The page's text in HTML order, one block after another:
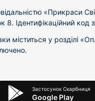
«Прикраси
8. Ідентифікаційний
міститься у розділі
Застосунок Скарбниця
Google Play